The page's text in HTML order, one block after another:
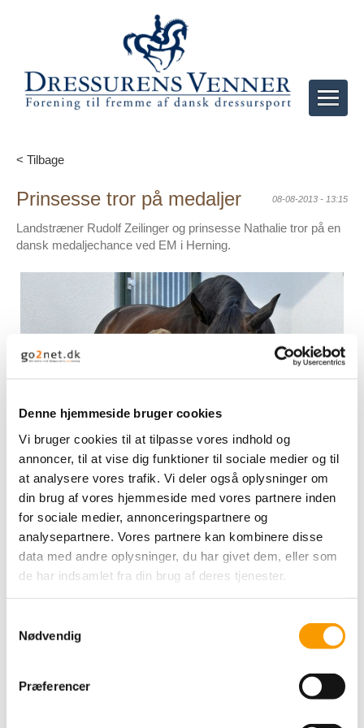
Denne hjemmeside bruger cookies
Vi bruger cookies til at tilpasse vores indhold og
annoncer, til at vise dig funktioner til sociale medier og til
at analysere vores trafik. Vi deler også oplysninger om
din brug af vores hjemmeside med vores partnere inden
for sociale medier, annonceringspartnere og
analysepartnere. Vores partnere kan kombinere disse
data med andre oplysninger, du har givet dem, eller som
de har indsamlet fra din brug af deres tjenester.
Nødvendig
Præferencer
< Tilbage
Prinsesse tror på medaljer 08-08-2013 - 13:15
Landstræner Rudolf Zeilinger og prinsesse Nathalie tror på en
dansk medaljechance ved EM i Herning.
Af Maria Evald
– Det er første gang, vi har så stærkt og homogent et hold. Vi
ryggen af dem sidder fire mentalt meget stærke ryttere, siger
Nathalie zu Sayn-Wittgenstein i en pressemeddelelse fra